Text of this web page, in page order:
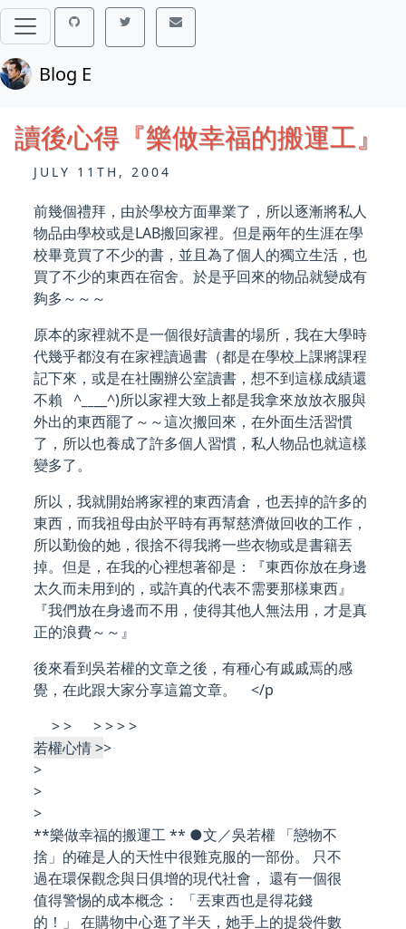
Blog E
讀後心得『樂做幸福的搬運工』
JULY 11TH, 2004
前幾個禮拜，由於學校方面畢業了，所以逐漸將私人
物品由學校或是LAB搬回家裡。但是兩年的生涯在學
校畢竟買了不少的書，並且為了個人的獨立生活，也
買了不少的東西在宿舍。於是乎回來的物品就變成有
夠多～～～
原本的家裡就不是一個很好讀書的場所，我在大學時
代幾乎都沒有在家裡讀過書（都是在學校上課將課程
記下來，或是在社團辦公室讀書，想不到這樣成績還
不賴 ^__
__^)所以家裡大致上都是我拿來放放衣服與
外出的東西罷了～～這次搬回來，在外面生活習慣
了，所以也養成了許多個人習慣，私人物品也就這樣
變多了。
所以，我就開始將家裡的東西清倉，也丟掉的許多的
東西，而我祖母由於平時有再幫慈濟做回收的工作，
所以勤儉的她，很捨不得我將一些衣物或是書籍丟
掉。但是，在我的心裡想著卻是：『東西你放在身邊
太久而未用到的，或許真的代表不需要那樣東西』
『我們放在身邊而不用，使得其他人無法用，才是真
正的浪費～～』
後來看到吳若權的文章之後，有種心有戚戚焉的感
覺，在此跟大家分享這篇文章。 </p
> > > > > >
若權心情 >>
>
>
>
**樂做幸福的搬運工 ** ●文／吳若權 「戀物不
捨」的確是人的天性中很難克服的一部份。 只不
過在環保觀念與日俱增的現代社會， 還有一個很
值得警惕的成本概念： 「丟東西也是得花錢
的！」 在購物中心逛了半天，她手上的提袋件數